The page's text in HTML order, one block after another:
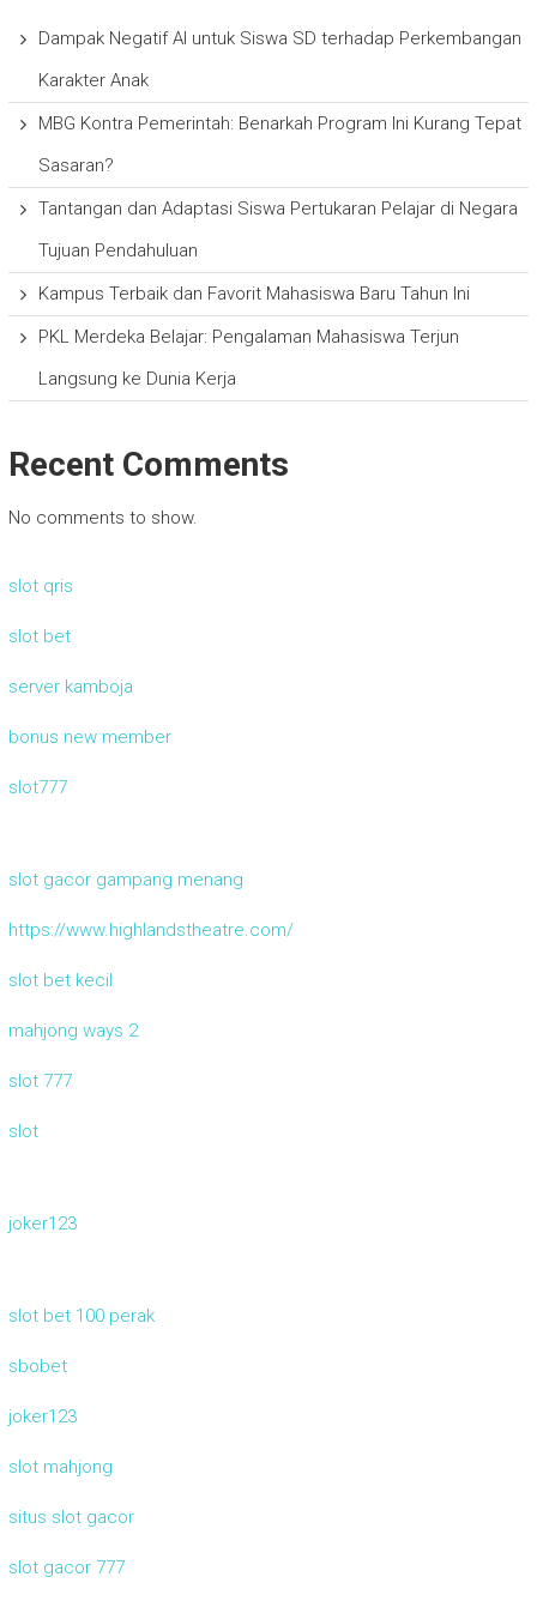
Dampak Negatif AI untuk Siswa SD terhadap Perkembangan
Karakter Anak
MBG Kontra Pemerintah: Benarkah Program Ini Kurang Tepat
Sasaran?
Tantangan dan Adaptasi Siswa Pertukaran Pelajar di Negara
Tujuan Pendahuluan
Kampus Terbaik dan Favorit Mahasiswa Baru Tahun Ini
PKL Merdeka Belajar: Pengalaman Mahasiswa Terjun
Langsung ke Dunia Kerja
Recent Comments
No comments to show.
slot qris
slot bet
server kamboja
bonus new member
slot777
slot gacor gampang menang
https://www.highlandstheatre.com/
slot bet kecil
mahjong ways 2
slot 777
slot
joker123
slot bet 100 perak
sbobet
joker123
slot mahjong
situs slot gacor
slot gacor 777